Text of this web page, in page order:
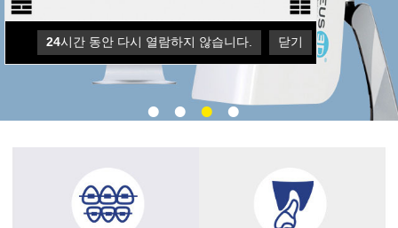
24시간 동안 다시 열람하지 않습니다. 닫기
24시간 동안 다시 열람하지 않습니다. 닫기
24시간 동안 다시 열람하지 않습니다. 닫기
24시간 동안 다시 열람하지 않습니다. 닫기